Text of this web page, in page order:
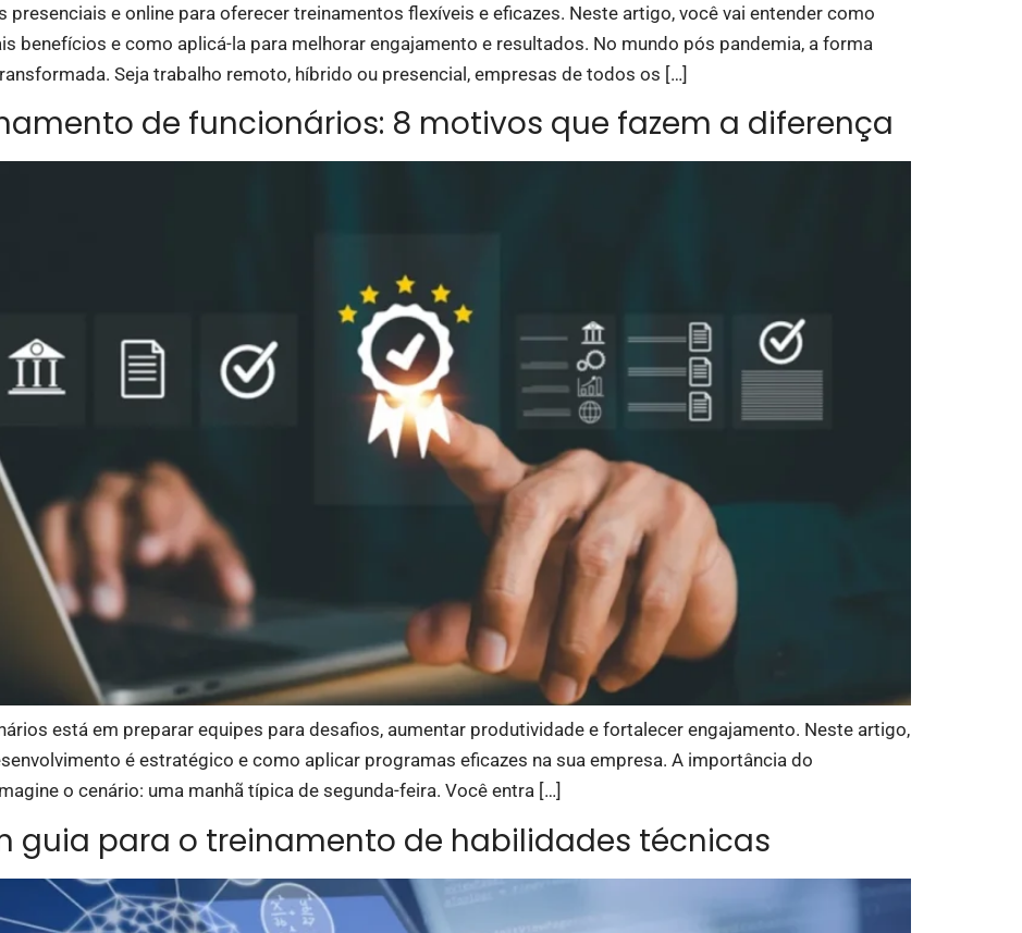
e online para oferecer treinamentos flexíveis e eficazes. Neste artigo, você vai entender como
benefícios e como aplicá-la para melhorar engajamento e resultados. No mundo pós pandemia, a forma
Seja trabalho remoto, híbrido ou presencial, empresas de todos os […]
de funcionários: 8 motivos que fazem a diferença
está em preparar equipes para desafios, aumentar produtividade e fortalecer engajamento. Neste artigo,
é estratégico e como aplicar programas eficazes na sua empresa. A importância do
o cenário: uma manhã típica de segunda-feira. Você entra […]
guia para o treinamento de habilidades técnicas